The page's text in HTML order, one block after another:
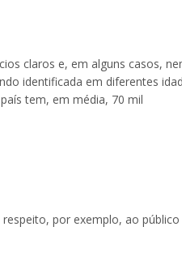
claros e, em alguns casos,
identificada em diferentes
tem, em média, 70 mil
por exemplo, ao público